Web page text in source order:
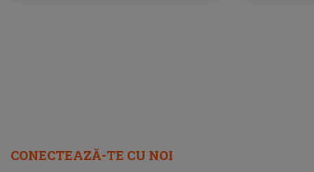
CONECTEAZĂ-TE CU NOI